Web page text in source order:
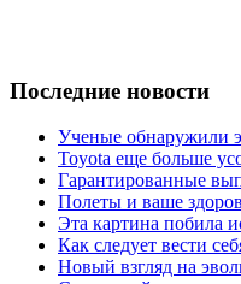
Последние новости
Ученые обнаружили
Toyota еще больше
Гарантированные
Полеты и ваше
Эта картина побила
Как следует вести
Новый взгляд на